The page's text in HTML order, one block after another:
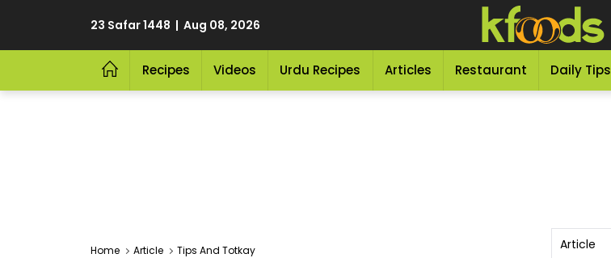
23 Safar 1448 | Aug 08, 2026
Recipes Videos Urdu Recipes Articles Restaurant Daily Tips
Home Article Tips And Totkay